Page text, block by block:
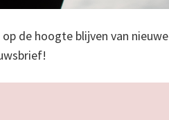
de hoogte blijven van nieuwe